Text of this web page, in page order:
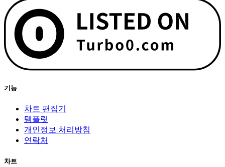
기능
차트 편집기
템플릿
개인정보 처리방침
연락처
차트